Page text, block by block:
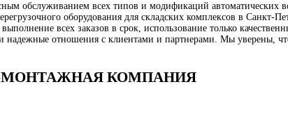
обслуживанием всех типов и модификаций автоматических
оборудования для складских комплексов в Санкт-
всех заказов в срок, использование только
надежные отношения с клиентами и партнерами. Мы уверены,
МОНТАЖНАЯ КОМПАНИЯ